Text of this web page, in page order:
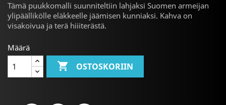
Tämä puukkomalli suunniteltiin lahjaksi Suomen armeijan
ylipäällikölle eläkkeelle jäämisen kunniaksi. Kahva on
visakoivua ja terä hiiiterästä.
Määrä
 OSTOSKORIIN